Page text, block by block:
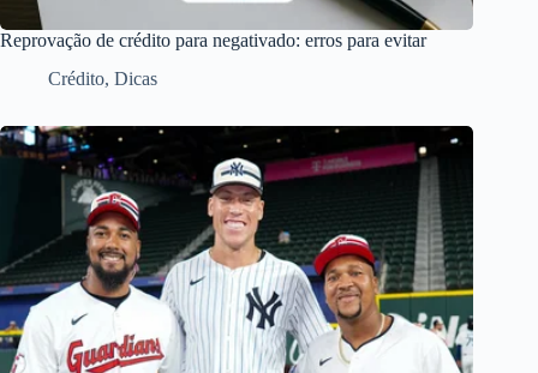
Reprovação de crédito para negativado: erros para evitar
Crédito, Dicas